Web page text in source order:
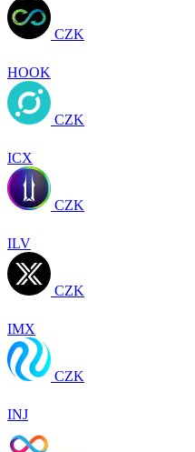
CZK
HOOK
CZK
ICX
CZK
ILV
CZK
IMX
CZK
INJ